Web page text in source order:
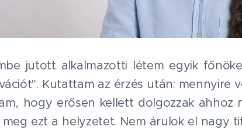
jutott alkalmazotti létem egyik
Kutattam az érzés után: mennyire
hogy erősen kellett dolgozzak ahhoz
meg ezt a helyzetet. Nem árulok el nagy